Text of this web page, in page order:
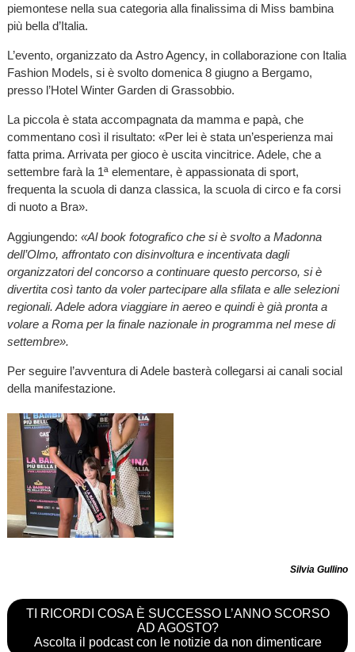
piemontese nella sua categoria alla finalissima di Miss bambina
più bella d’Italia.
L’evento, organizzato da Astro Agency, in collaborazione con Italia
Fashion Models, si è svolto domenica 8 giugno a Bergamo,
presso l’Hotel Winter Garden di Grassobbio.
La piccola è stata accompagnata da mamma e papà, che
commentano così il risultato: «Per lei è stata un’esperienza mai
fatta prima. Arrivata per gioco è uscita vincitrice. Adele, che a
settembre farà la 1ª elementare, è appassionata di sport,
frequenta la scuola di danza classica, la scuola di circo e fa corsi
di nuoto a Bra».
Aggiungendo: «Al book fotografico che si è svolto a Madonna
dell’Olmo, affrontato con disinvoltura e incentivata dagli
organizzatori del concorso a continuare questo percorso, si è
divertita così tanto da voler partecipare alla sfilata e alle selezioni
regionali. Adele adora viaggiare in aereo e quindi è già pronta a
volare a Roma per la finale nazionale in programma nel mese di
settembre».
Per seguire l’avventura di Adele basterà collegarsi ai canali social
della manifestazione.
Silvia Gullino
TI RICORDI COSA È SUCCESSO L’ANNO SCORSO
AD AGOSTO?
Ascolta il podcast con le notizie da non dimenticare